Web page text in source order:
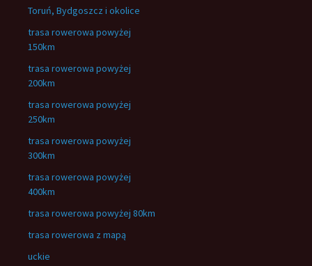
Toruń, Bydgoszcz i okolice
trasa rowerowa powyżej
150km
trasa rowerowa powyżej
200km
trasa rowerowa powyżej
250km
trasa rowerowa powyżej
300km
trasa rowerowa powyżej
400km
trasa rowerowa powyżej 80km
trasa rowerowa z mapą
uckie